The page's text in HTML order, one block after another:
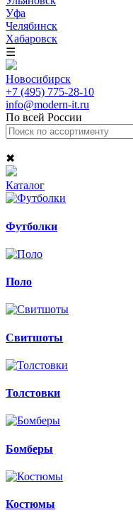
Уфа
Челябинск
Хабаровск
☰
Новосибирск
+7 (495) 775-28-10
info@modern-it.ru
По всей России
✖
Каталог
Футболки
Поло
Свитшоты
Толстовки
Бомберы
Костюмы